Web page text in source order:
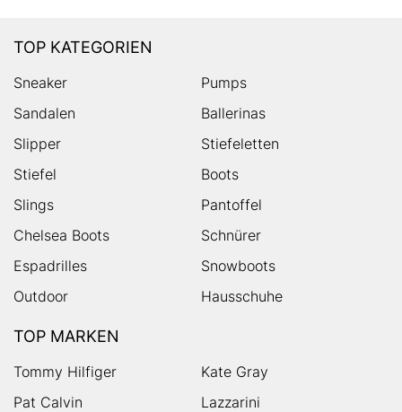
TOP KATEGORIEN
Sneaker
Pumps
Sandalen
Ballerinas
Slipper
Stiefeletten
Stiefel
Boots
Slings
Pantoffel
Chelsea Boots
Schnürer
Espadrilles
Snowboots
Outdoor
Hausschuhe
TOP MARKEN
Tommy Hilfiger
Kate Gray
Pat Calvin
Lazzarini